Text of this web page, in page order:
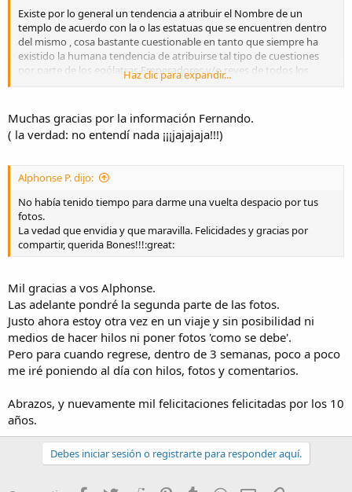
Existe por lo general un tendencia a atribuir el Nombre de un
templo de acuerdo con la o las estatuas que se encuentren dentro
del mismo , cosa bastante cuestionable en tanto que siempre ha
existido la humana tendencia de atribuirse tal tipo de cuestiones
por parte de los ególatras Emperadores y/o reyes de todos los
tiempos, que siempre han pretendido perpetuar su memoria a
planteada por los Griegos, previos a los romanos y sus verdaderos
maestros, en cuanto a que los Templos eran el Hogar de un Dios,
cualquiera de los 12 mayores.
discusión si acaso el Templo octóstilo ( 8 columnas en el frontis) ,
como es el caso del Partenón, ( Atenea, en Atenas) es de mayor
preeminencia que uno hexástilo ( 6 columnas en el frontis) – Diana
en Mérida. La respuesta a tales inquietudes habría que buscarla en
las ideas matemáticas de los pensadores griegos, como Platón, que
por ejemplo en El Timeo (Timaeus) , señala que el Dios, en la
conformación matemática del mundo, se detiene en la tercera
dicho caso 8 , que es el cubo de 2 … las Series de Platón son S1=
1,2,4, "8" ,16,32…. Y S2=1,3,9,27,81, …
Saludos
Haz clic para expandir...
Muchas gracias por la información Fernando.
( la verdad: no entendí nada ¡¡¡jajajaja!!!)
Alphonse P. dijo:
No había tenido tiempo para darme una vuelta despacio por tus
fotos.
La vedad que envidia y que maravilla. Felicidades y gracias por
compartir, querida Bones!!!:great:
Mil gracias a vos Alphonse.
Las adelante pondré la segunda parte de las fotos.
Justo ahora estoy otra vez en un viaje y sin posibilidad ni
medios de hacer hilos ni poner fotos 'como se debe'.
Pero para cuando regrese, dentro de 3 semanas, poco a poco
me iré poniendo al día con hilos, fotos y comentarios.
Abrazos, y nuevamente mil felicitaciones felicitadas por los 10
años.
Debes iniciar sesión o registrarte para responder aquí.